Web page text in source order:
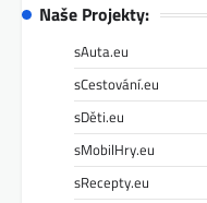
Naše Projekty:
sAuta.eu
sCestování.eu
sDěti.eu
sMobilHry.eu
sRecepty.eu